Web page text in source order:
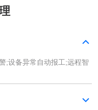
;设备异常自动报工;远程智